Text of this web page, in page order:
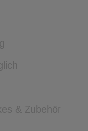
& Zubehör